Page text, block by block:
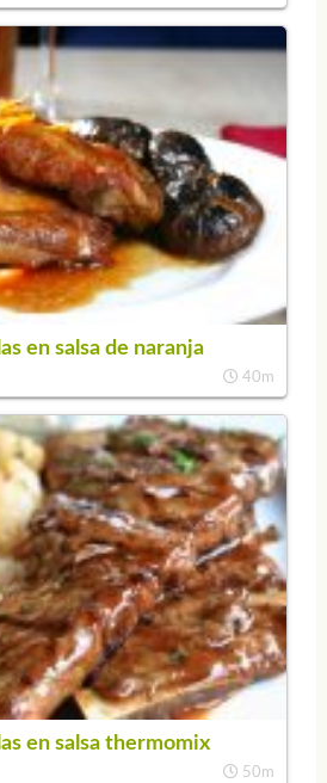
en salsa de naranja
40m
en salsa thermomix
50m